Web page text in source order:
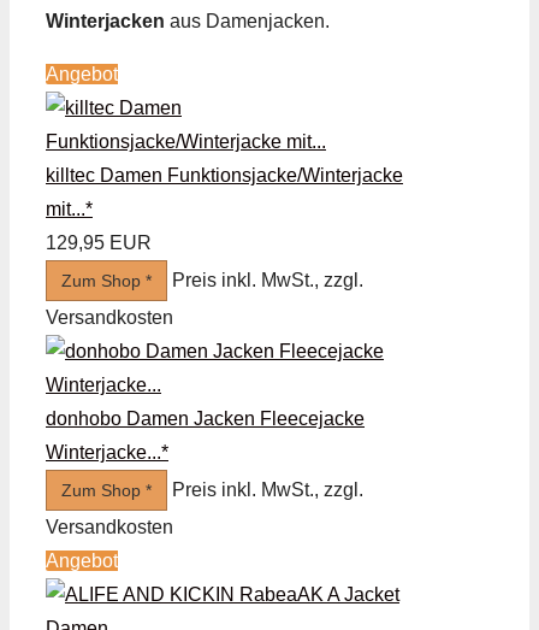
Winter­jacken aus Damenjacken.
Angebot
killtec Damen Funktionsjacke/Winterjacke
mit...*
129,95 EUR
Zum Shop *
Preis inkl. MwSt., zzgl.
Versandkosten
donhobo Damen Jacken Fleecejacke
Winterjacke...*
Zum Shop *
Preis inkl. MwSt., zzgl.
Versandkosten
Angebot